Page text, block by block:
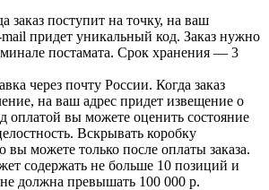
заказ поступит на точку, на ваш
придет уникальный код. Заказ нужно
постамата. Срок хранения — 3
через почту России. Когда заказ
на ваш адрес придет извещение о
оплатой вы можете оценить состояние
Вскрывать коробку
вы можете только после оплаты заказа.
содержать не больше 10 позиций и
должна превышать 100 000 р.